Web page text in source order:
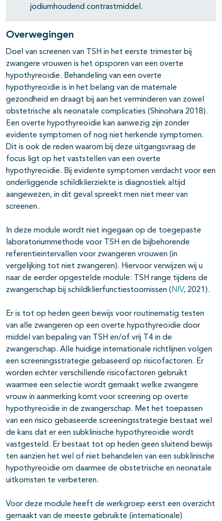
jodiumhoudend contrastmiddel.
Overwegingen
Doel van screenen van TSH in het eerste trimester bij
zwangere vrouwen is het opsporen van een overte
hypothyreoïdie. Behandeling van een overte
hypothyreoïdie is in het belang van de maternale
gezondheid en draagt bij aan het verminderen van zowel
obstetrische als neonatale complicaties (Shinohara 2018).
Een overte hypothyreoïdie kan aanwezig zijn zonder
evidente symptomen of nog niet herkende symptomen.
Dit is ook de reden waarom bij deze uitgangsvraag de
focus ligt op het vaststellen van een overte
hypothyreoïdie. Bij evidente symptomen verdacht voor een
onderliggende schildklierziekte is diagnostiek altijd
aangewezen, in dit geval spreekt men niet meer van
screenen.
In deze module wordt niet ingegaan op de toegepaste
laboratoriummethode voor TSH en de bijbehorende
referentieintervallen voor zwangeren vrouwen (in
vergelijking tot niet zwangeren). Hiervoor verwijzen wij u
naar de eerder opgestelde module: TSH range tijdens de
zwangerschap bij schildklierfunctiestoornissen ( NIV, 2021).
Er is tot op heden geen bewijs voor routinematig testen
van alle zwangeren op een overte hypothyreoïdie door
middel van bepaling van TSH en/of vrij T4 in de
zwangerschap. Alle huidige internationale richtlijnen volgen
een screeningsstrategie gebaseerd op risicofactoren. Er
worden echter verschillende risicofactoren gebruikt
waarmee een selectie wordt gemaakt welke zwangere
vrouw in aanmerking komt voor screening op overte
hypothyreoïdie in de zwangerschap. Met het toepassen
van een risico gebaseerde screeningsstrategie bestaat wel
de kans dat er een subklinische hypothyreoïdie wordt
vastgesteld. Er bestaat tot op heden geen sluitend bewijs
ten aanzien het wel of niet behandelen van een subklinische
hypothyreoïdie om daarmee de obstetrische en neonatale
uitkomsten te verbeteren.
Voor deze module heeft de werkgroep eerst een overzicht
gemaakt van de meeste gebruikte (internationale)